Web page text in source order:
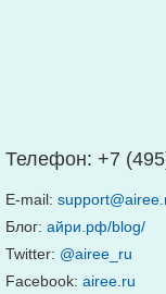
Телефон: +7
E-mail:
Блог: айри.рф/blog/
Twitter: @airee_ru
Facebook: airee.ru